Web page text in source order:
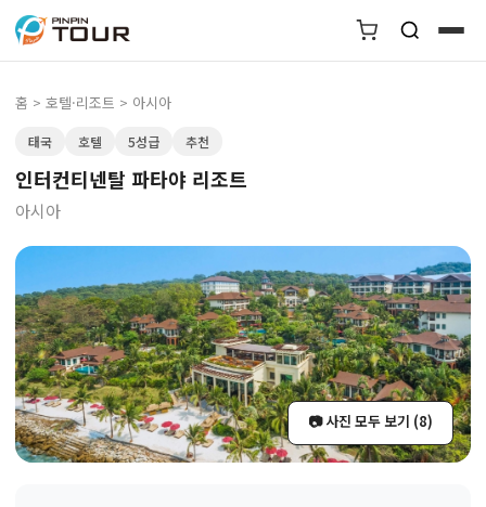
홈 > 호텔·리조트 > 아시아
태국 호텔 5성급 추천
인터컨티넨탈 파타야 리조트
아시아
📷 사진 모두 보기 (8)